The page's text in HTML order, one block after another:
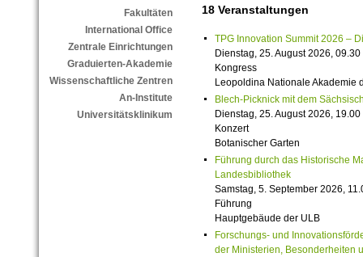
Fakultäten
International Office
Zentrale Einrichtungen
Graduierten-Akademie
Wissenschaftliche Zentren
An-Institute
Universitätsklinikum
18 Veranstaltungen
TPG Innovation Summit 2026 –
Dienstag, 25. August 2026,
Kongress
Leopoldina Nationale Akademie
Blech-Picknick mit dem
Dienstag, 25. August 2026,
Konzert
Botanischer Garten
Führung durch das Historische
Landesbibliothek
Samstag, 5. September 2026,
Führung
Hauptgebäude der ULB
Forschungs- und
der Ministerien, Besonderheiten